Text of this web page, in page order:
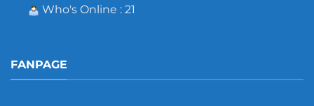
Who's Online : 21
FANPAGE